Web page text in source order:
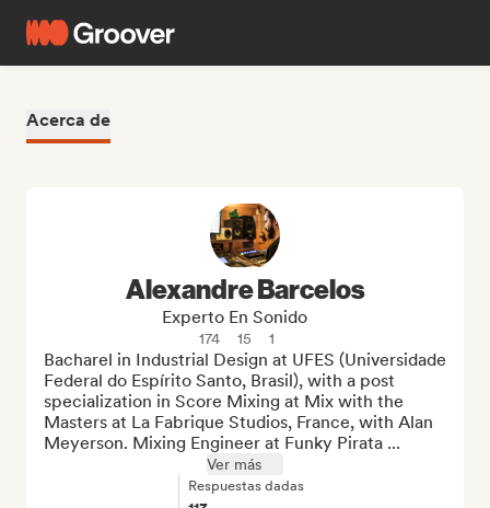
Acerca de
Alexandre Barcelos
Experto En Sonido
174 15 1
Bacharel in Industrial Design at UFES (Universidade
Federal do Espí­rito Santo, Brasil), with a post
specialization in Score Mixing at Mix with the
Masters at La Fabrique Studios, France, with Alan
Meyerson. Mixing Engineer at Funky Pirata ...
Ver más
Respuestas dadas